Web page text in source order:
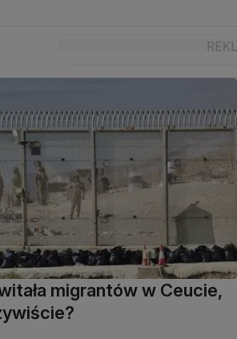
migrantów w Ceucie,